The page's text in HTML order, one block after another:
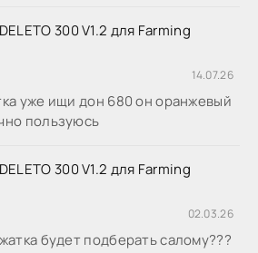
300 V1.2 для Farming
14.07.26
уже ищи дон 680 он оранжевый
пользуюсь
300 V1.2 для Farming
02.03.26
будет подберать салому???